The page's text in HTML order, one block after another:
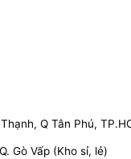
Q Tân Phú,
Gò Vấp (Kho sỉ, lẻ)